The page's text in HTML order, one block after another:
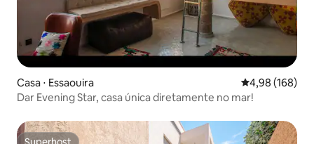
Casa ⋅ Essaouira 4,98 de uma
4,98 (168)
Dar Evening Star, casa única diretamente no mar!